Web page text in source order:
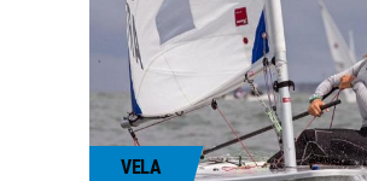
VELA